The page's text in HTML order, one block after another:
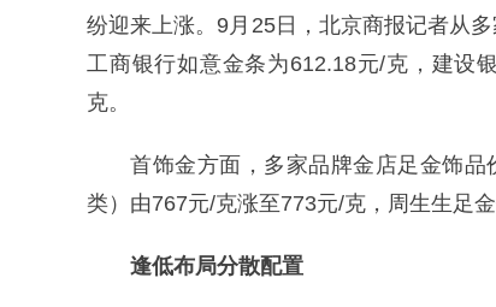
纷迎来上涨。9月25日，北京商报记者从
工商银行如意金条为612.18元/克，建设
克。
首饰金方面，多家品牌金店足金饰
类）由767元/克涨至773元/克，周生生足
逢低布局分散配置